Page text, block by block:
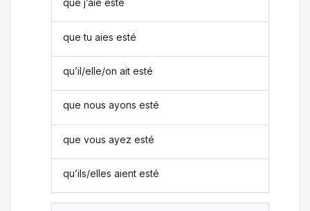
que j’aie esté
que tu aies esté
qu’il/elle/on ait esté
que nous ayons esté
que vous ayez esté
qu’ils/elles aient esté